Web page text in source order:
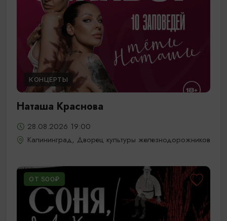
КОНЦЕРТЫ
Наташа Краснова
28.08.2026 19:00
Калининград, Дворец культуры железнодорожников
ОТ 500₽